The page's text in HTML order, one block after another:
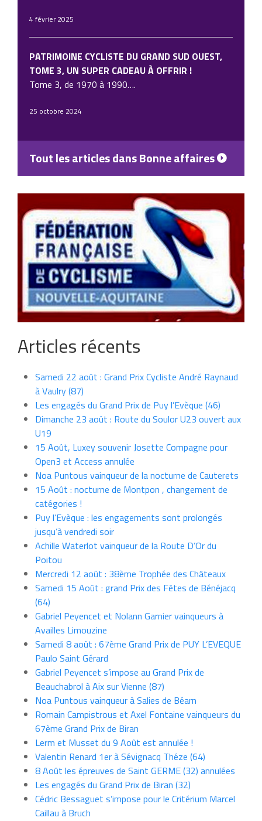
4 février 2025
PATRIMOINE CYCLISTE DU GRAND SUD OUEST,
TOME 3, UN SUPER CADEAU À OFFRIR !
Tome 3, de 1970 à 1990….
25 octobre 2024
Tout les articles dans Bonne affaires
Articles récents
Samedi 22 août : Grand Prix Cycliste André Raynaud
à Vaulry (87)
Les engagés du Grand Prix de Puy l’Evèque (46)
Dimanche 23 août : Route du Soulor U23 ouvert aux
U19
15 Août, Luxey souvenir Josette Compagne pour
Open3 et Access annulée
Noa Puntous vainqueur de la nocturne de Cauterets
15 Août : nocturne de Montpon , changement de
catégories !
Puy l’Evèque : les engagements sont prolongés
jusqu’à vendredi soir
Achille Waterlot vainqueur de la Route D’Or du
Poitou
Mercredi 12 août : 38ème Trophée des Châteaux
Samedi 15 Août : grand Prix des Fêtes de Bénéjacq
(64)
Gabriel Peyencet et Nolann Garnier vainqueurs à
Availles Limouzine
Samedi 8 août : 67ème Grand Prix de PUY L’EVEQUE
Paulo Saint Gérard
Gabriel Peyencet s’impose au Grand Prix de
Beauchabrol à Aix sur Vienne (87)
Noa Puntous vainqueur à Salies de Béarn
Romain Campistrous et Axel Fontaine vainqueurs du
67ème Grand Prix de Biran
Lerm et Musset du 9 Août est annulée !
Valentin Renard 1er à Sévignacq Théze (64)
8 Août les épreuves de Saint GERME (32) annulées
Les engagés du Grand Prix de Biran (32)
Cédric Bessaguet s’impose pour le Critérium Marcel
Caillau à Bruch